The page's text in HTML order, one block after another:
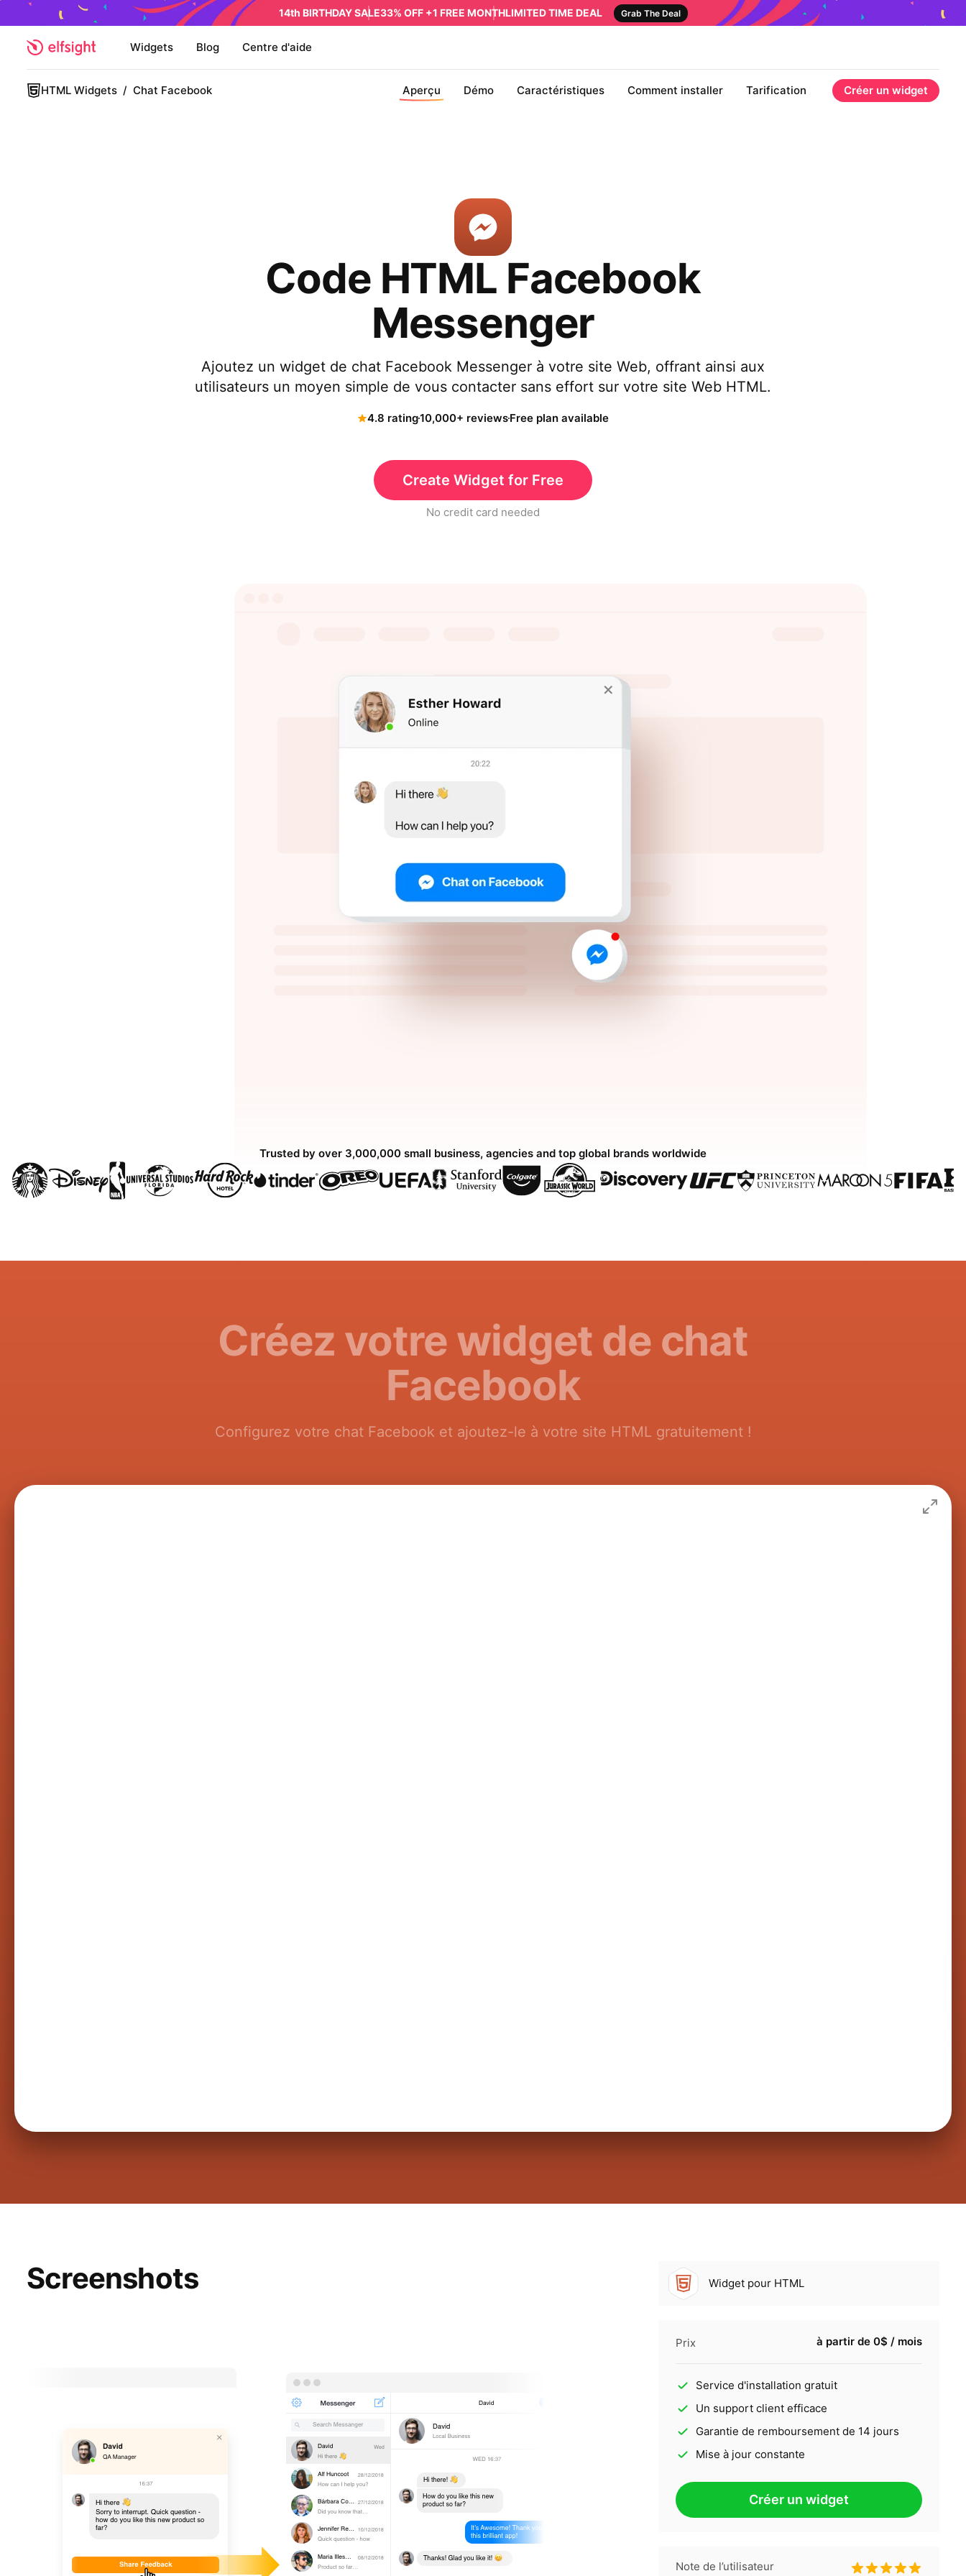
14th BIRTHDAY SALE33% OFF +1 FREE MONTHLIMITED TIME DEAL Grab The Deal
Widgets Blog Centre d'aide
HTML Widgets / Chat Facebook Aperçu Démo Caractéristiques Comment installer Tarification Créer un widget
Code HTML Facebook
Messenger
Ajoutez un widget de chat Facebook Messenger à votre site Web, offrant ainsi aux
utilisateurs un moyen simple de vous contacter sans effort sur votre site Web HTML.
4.8 rating10,000+ reviewsFree plan available
Create Widget for Free
No credit card needed
Trusted by over 3,000,000 small business, agencies and top global brands worldwide
Créez votre widget de chat
Facebook
Configurez votre chat Facebook et ajoutez-le à votre site HTML gratuitement !
Screenshots Widget pour HTML
Prix à partir de 0$ / mois
Service d'installation gratuit
Un support client efficace
Garantie de remboursement de 14 jours
Mise à jour constante
Créer un widget
Note de l’utilisateur